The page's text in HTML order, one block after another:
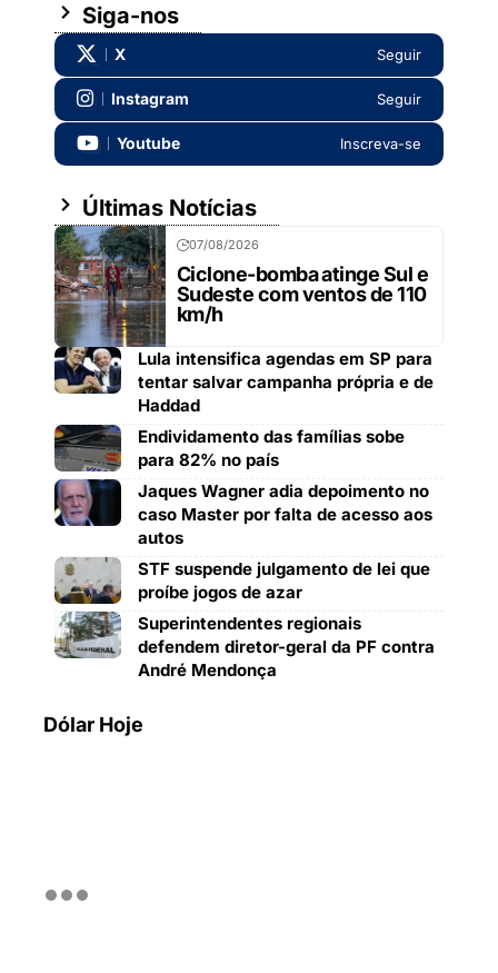
Siga-nos
X Seguir
Instagram Seguir
Youtube Inscreva-se
Últimas Notícias
07/08/2026
Ciclone-bomba atinge Sul e
Sudeste com ventos de 110
km/h
Lula intensifica agendas em SP para
tentar salvar campanha própria e de
Haddad
Endividamento das famílias sobe
para 82% no país
Jaques Wagner adia depoimento no
caso Master por falta de acesso aos
autos
STF suspende julgamento de lei que
proíbe jogos de azar
Superintendentes regionais
defendem diretor-geral da PF contra
André Mendonça
Dólar Hoje